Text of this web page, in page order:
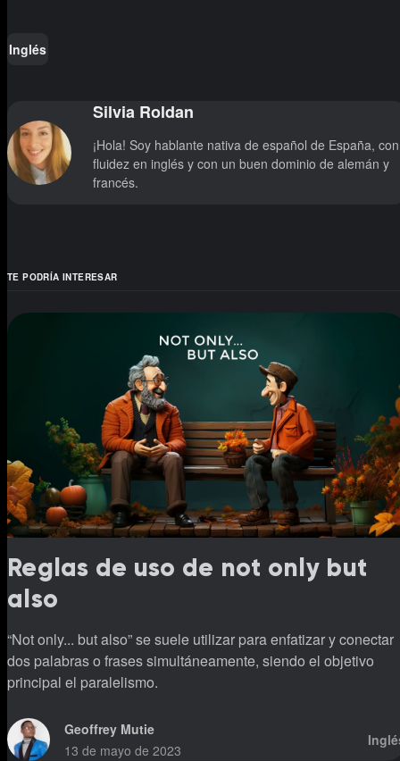
Inglés
Silvia Roldan
¡Hola! Soy hablante nativa de español de España, con
fluidez en inglés y con un buen dominio de alemán y
francés.
TE PODRÍA INTERESAR
Reglas de uso de not only but
also
“Not only... but also” se suele utilizar para enfatizar y conectar
dos palabras o frases simultáneamente, siendo el objetivo
principal el paralelismo.
Geoffrey Mutie
13 de mayo de 2023